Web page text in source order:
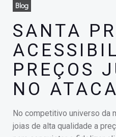
Blog
SANTA
PREÇOS
NO
No competitivo universo da
joias de alta qualidade a